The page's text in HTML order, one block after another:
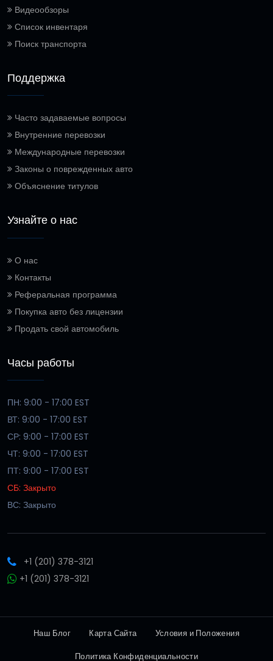
Видеообзоры
Список инвентаря
Поиск транспорта
Поддержка
Часто задаваемые вопросы
Внутренние перевозки
Международные перевозки
Законы о поврежденных авто
Объяснение титулов
Узнайте о нас
О нас
Контакты
Реферальная программа
Покупка авто без лицензии
Продать свой автомобиль
Часы работы
ПН: 9:00 - 17:00 EST
ВТ: 9:00 - 17:00 EST
СР: 9:00 - 17:00 EST
ЧТ: 9:00 - 17:00 EST
ПТ: 9:00 - 17:00 EST
СБ: Закрыто
ВС: Закрыто
+1 (201) 378-3121
+1 (201) 378-3121
Наш Блог Карта Сайта
Условия и Положения
Политика Конфиденциальности